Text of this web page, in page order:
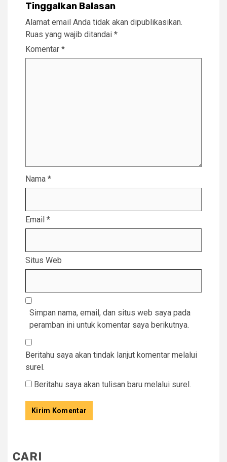
Tinggalkan Balasan
Alamat email Anda tidak akan dipublikasikan.
Ruas yang wajib ditandai *
Komentar *
Nama *
Email *
Situs Web
Simpan nama, email, dan situs web saya pada
peramban ini untuk komentar saya berikutnya.
Beritahu saya akan tindak lanjut komentar melalui
surel.
Beritahu saya akan tulisan baru melalui surel.
CARI